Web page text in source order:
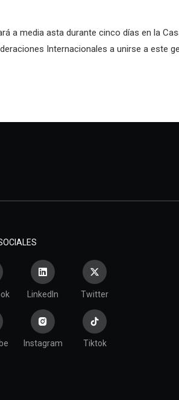
a media asta durante cinco días en la
Internacionales a unirse a este
LinkedIn Twitter
Instagram Tiktok